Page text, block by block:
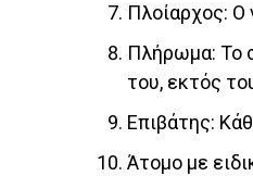
Πλοίαρχος: Ο
Πλήρωμα: Το
του, εκτός
Επιβάτης:
Άτομο με